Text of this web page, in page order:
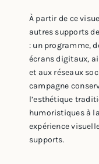
À partir de ce
autres supports
: un programme,
écrans digitaux,
et aux réseaux
campagne
l’esthétique
humoristiques à
expérience
supports.